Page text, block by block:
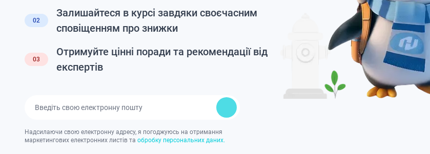
02
Залишайтеся в курсі завдяки своєчасним
сповіщенням про знижки
03
Отримуйте цінні поради та рекомендації від
експертів
Надсилаючи свою електронну адресу, я погоджуюсь на отримання
маркетингових електронних листів та обробку персональних даних.